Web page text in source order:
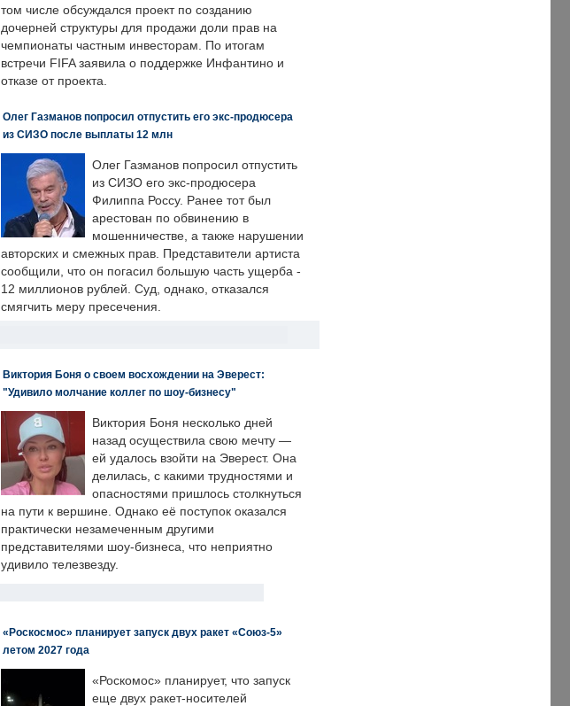
том числе обсуждался проект по созданию
дочерней структуры для продажи доли прав на
чемпионаты частным инвесторам. По итогам
встречи FIFA заявила о поддержке Инфантино и
отказе от проекта.
Олег Газманов попросил отпустить его экс-продюсера
из СИЗО после выплаты 12 млн
Олег Газманов попросил отпустить
из СИЗО его экс-продюсера
Филиппа Россу. Ранее тот был
арестован по обвинению в
мошенничестве, а также нарушении
авторских и смежных прав. Представители артиста
сообщили, что он погасил большую часть ущерба -
12 миллионов рублей. Суд, однако, отказался
смягчить меру пресечения.
Виктория Боня о своем восхождении на Эверест:
"Удивило молчание коллег по шоу-бизнесу"
Виктория Боня несколько дней
назад осуществила свою мечту —
ей удалось взойти на Эверест. Она
делилась, с какими трудностями и
опасностями пришлось столкнуться
на пути к вершине. Однако её поступок оказался
практически незамеченным другими
представителями шоу-бизнеса, что неприятно
удивило телезвезду.
«Роскосмос» планирует запуск двух ракет «Союз-5»
летом 2027 года
«Роскомос» планирует, что запуск
еще двух ракет-носителей